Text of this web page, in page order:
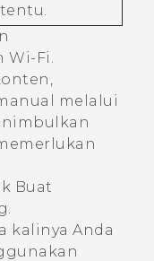
Wi‍-Fi
melalui
Buat
kalinya Anda